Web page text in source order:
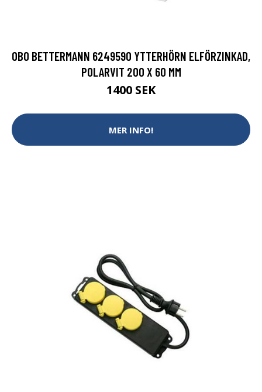
OBO BETTERMANN 6249590 YTTERHÖRN ELFÖRZINKAD,
POLARVIT 200 X 60 MM
1400 SEK
MER INFO!